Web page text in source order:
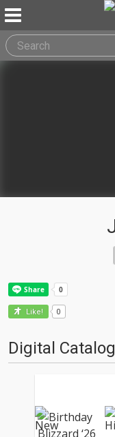
Like! 0
Digital Catalog